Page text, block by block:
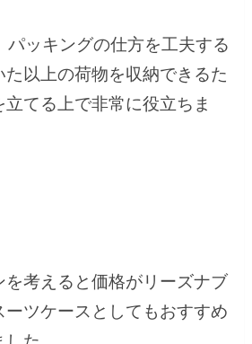
パッキングの仕方を工夫する
以上の荷物を収納できるた
てる上で非常に役立ちま
考えると価格がリーズナブ
ツケースとしてもおすすめ
た。